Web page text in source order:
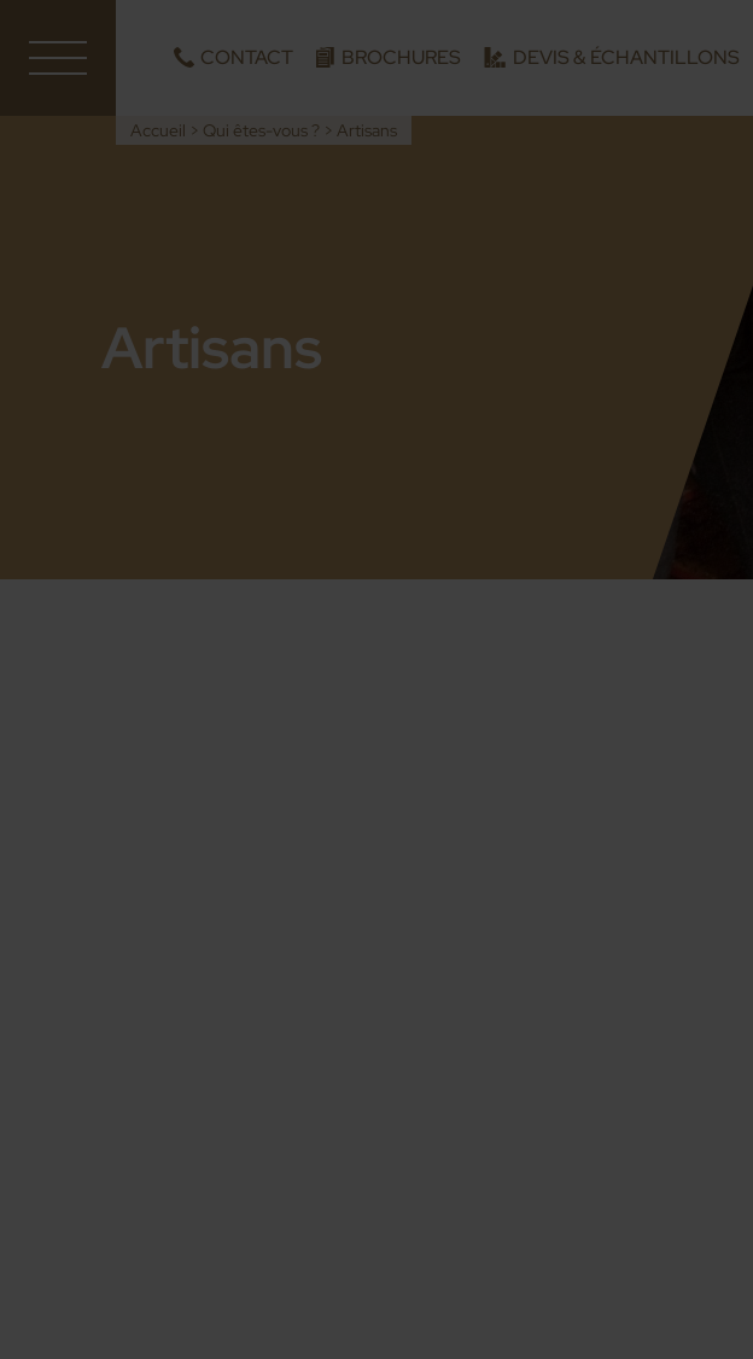
CONTACT BROCHURES DEVIS & ÉCHANTILLONS
Accueil > Qui êtes-vous ? > Artisans
Artisans